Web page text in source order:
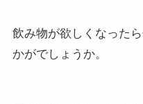
飲み物が欲しくなった
かがでしょうか。